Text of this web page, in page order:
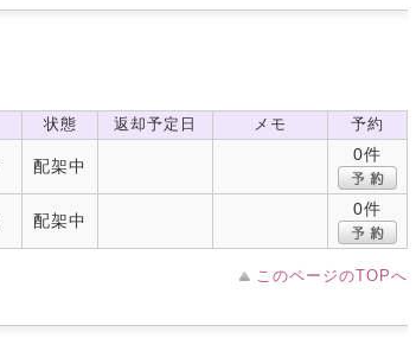
状態 返却予定日 メモ 予約
配架中
0件
配架中
0件
このページのTOPへ